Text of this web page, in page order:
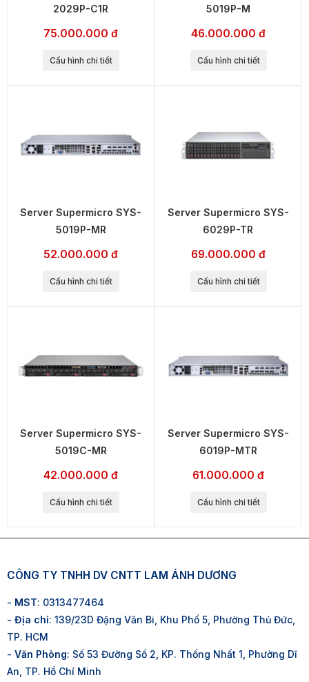
2029P-C1R
75.000.000 đ
Cấu hình chi tiết
5019P-M
46.000.000 đ
Cấu hình chi tiết
Server Supermicro SYS-
5019P-MR
52.000.000 đ
Cấu hình chi tiết
Server Supermicro SYS-
6029P-TR
69.000.000 đ
Cấu hình chi tiết
Server Supermicro SYS-
5019C-MR
42.000.000 đ
Cấu hình chi tiết
Server Supermicro SYS-
6019P-MTR
61.000.000 đ
Cấu hình chi tiết
CÔNG TY TNHH DV CNTT LAM ÁNH DƯƠNG
- MST: 0313477464
- Địa chỉ: 139/23D Đặng Văn Bi, Khu Phố 5, Phường Thủ Đức,
TP. HCM
- Văn Phòng: Số 53 Đường Số 2, KP. Thống Nhất 1, Phường Dĩ
An, TP. Hồ Chí Minh